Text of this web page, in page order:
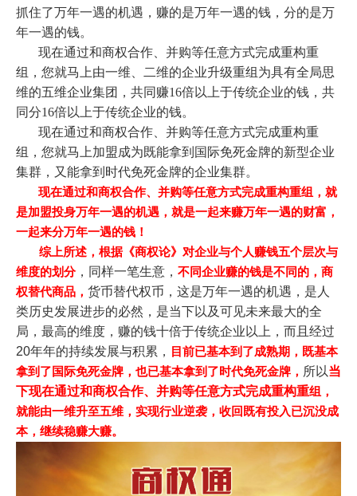
抓住了万年一遇的机遇，赚的是万年一遇的钱，分的是万
年一遇的钱。
现在通过和商权合作、并购等任意方式完成重构重
组，您就马上由一维、二维的企业升级重组为具有全局思
维的五维企业集团，共同赚16倍以上于传统企业的钱，共
同分16倍以上于传统企业的钱。
现在通过和商权合作、并购等任意方式完成重构重
组，您就马上加盟成为既能拿到国际免死金牌的新型企业
集群，又能拿到时代免死金牌的企业集群。
现在通过和商权合作、并购等任意方式完成重构重组，就
是加盟投身万年一遇的机遇，就是一起来赚万年一遇的财富，
一起来分万年一遇的钱！
综上所述，根据《商权论》对企业与个人赚钱五个层次与
维度的划分， 同样一笔生意， 不同企业赚的钱是不同的， 商
权替代商品， 货币替代权币，这是万年一遇的机遇，是人
类历史发展进步的必然，是当下以及可见未来最大的全
局，最高的维度，赚的钱十倍于传统企业以上，而且经过
20年年的持续发展与积累，
目前已基本到了成熟期，既基本
拿到了国际免死金牌，也已基本拿到了时代免死金牌， 所以当
下现在通过和商权合作、并购等任意方式完成重构重组，
就能由一维升至五维，实现行业逆袭，收回既有投入已沉没成
本，继续稳赚大赚。